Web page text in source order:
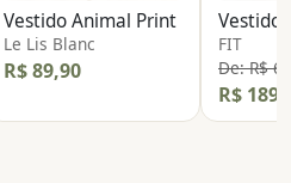
Vestido Animal Print
Le Lis Blanc
R$ 89,90
FIT
De: R$
R$